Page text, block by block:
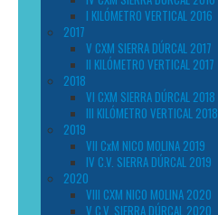
I KILÓMETRO VERTICAL 2016
2017
V CXM SIERRA DÚRCAL 2017
II KILÓMETRO VERTICAL 2017
2018
VI CXM SIERRA DÚRCAL 2018
III KILÓMETRO VERTICAL 2018
2019
VII CxM NICO MOLINA 2019
IV C.V. SIERRA DÚRCAL 2019
2020
VIII CXM NICO MOLINA 2020
V C.V. SIERRA DÚRCAL 2020